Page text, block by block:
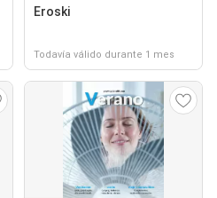
Eroski
Todavía válido durante 1 mes